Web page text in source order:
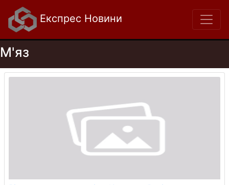
Експрес Новини
М'яз